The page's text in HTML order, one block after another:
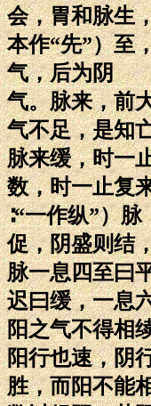
会，胃和脉生
本作“先”）至
气，后为阴
气。脉来，前
气不足，是知
脉来缓，时一
数，时一止复
∶“一作纵”）脉
促，阴盛则结
脉一息四至曰
迟曰缓，一息
阳之气不得相
阳行也速，阴
胜，而阳不能